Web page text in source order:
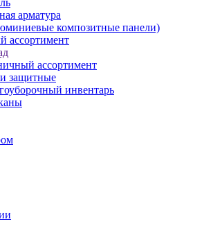
арматура
композитные панели)
ассортимент
ассортимент
защитные
инвентарь